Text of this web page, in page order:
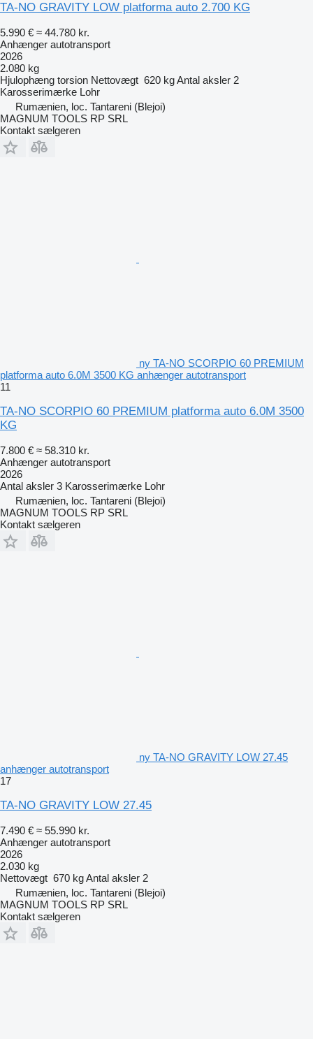
TA-NO GRAVITY LOW platforma auto 2.700 KG
5.990 € ≈ 44.780 kr.
Anhænger autotransport
2026
2.080 kg
Hjulophæng torsion Nettovægt 620 kgAntal aksler 2
Karosserimærke Lohr
Rumænien, loc. Tantareni (Blejoi)
MAGNUM TOOLS RP SRL
Kontakt sælgeren
ny TA-NO SCORPIO 60 PREMIUM
platforma auto 6.0M 3500 KG anhænger autotransport
11
TA-NO SCORPIO 60 PREMIUM platforma auto 6.0M 3500
KG
7.800 € ≈ 58.310 kr.
Anhænger autotransport
2026
Antal aksler 3 Karosserimærke Lohr
Rumænien, loc. Tantareni (Blejoi)
MAGNUM TOOLS RP SRL
Kontakt sælgeren
ny TA-NO GRAVITY LOW 27.45
anhænger autotransport
17
TA-NO GRAVITY LOW 27.45
7.490 € ≈ 55.990 kr.
Anhænger autotransport
2026
2.030 kg
Nettovægt 670 kgAntal aksler 2
Rumænien, loc. Tantareni (Blejoi)
MAGNUM TOOLS RP SRL
Kontakt sælgeren